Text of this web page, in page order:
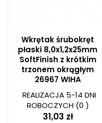
Wkrętak śrubokręt
płaski 8,0x1,2x25mm
SoftFinish z krótkim
trzonem okrągłym
26967 WIHA
REALIZACJA 5-14 DNI
ROBOCZYCH(0 )
31,03 zł